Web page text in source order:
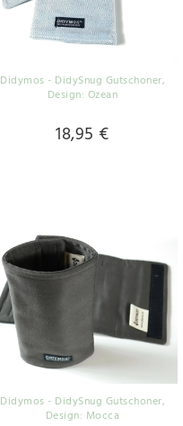
Didymos - DidySnug Gutschoner,
Design: Ozean
18,95 €
Didymos - DidySnug Gutschoner,
Design: Mocca